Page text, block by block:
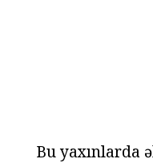
Bu yaxınlarda